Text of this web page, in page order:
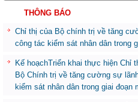
THÔNG BÁO
Chỉ thị của Bộ chính trị về tăng
công tác kiểm sát nhân dân trong
Kế hoạchTriển khai thực hiện Chỉ
Bộ Chính trị về tăng cường sự
kiểm sát nhân dân trong giai đoạn